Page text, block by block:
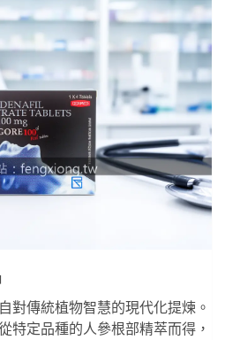
對傳統植物智慧的現代化提煉。
特定品種的人參根部精萃而得，